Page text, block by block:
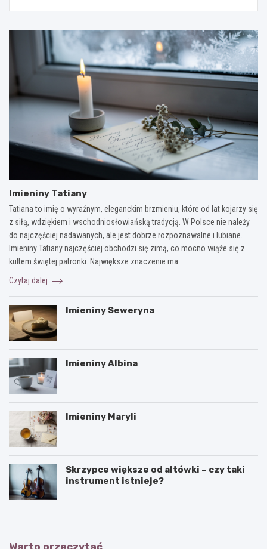
Imieniny Tatiany
Tatiana to imię o wyraźnym, eleganckim brzmieniu, które od lat kojarzy się
z siłą, wdziękiem i wschodniosłowiańską tradycją. W Polsce nie należy
do najczęściej nadawanych, ale jest dobrze rozpoznawalne i lubiane.
Imieniny Tatiany najczęściej obchodzi się zimą, co mocno wiąże się z
kultem świętej patronki. Największe znaczenie ma…
Czytaj dalej
Imieniny Seweryna
Imieniny Albina
Imieniny Maryli
Skrzypce większe od altówki – czy taki
instrument istnieje?